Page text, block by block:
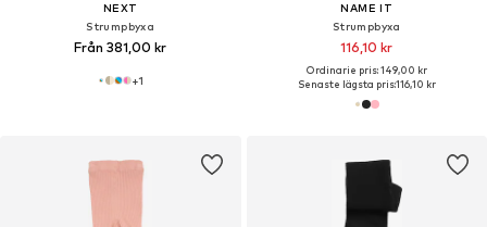
NEXT
Strumpbyxa
Från 381,00 kr
+1
NAME IT
Strumpbyxa
116,10 kr
Ordinarie pris: 149,00 kr
Senaste lägsta pris:116,10 kr